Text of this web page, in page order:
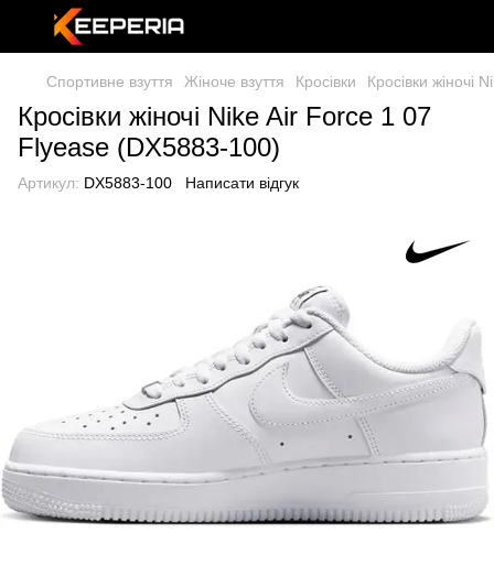
Спортивне взуття Жіноче взуття Кросівки Кросівки
Кросівки жіночі Nike Air Force 1 07
Flyease (DX5883-100)
Артикул: DX5883-100 Написати відгук